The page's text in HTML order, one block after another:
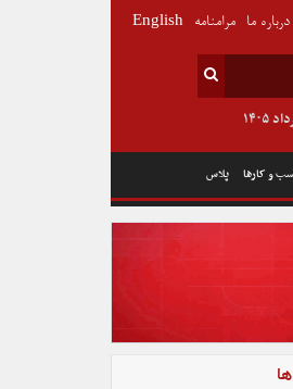
و کارها پلاس
درباره ما مرامنامه English